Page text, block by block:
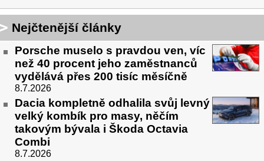
Nejčtenější články
Porsche muselo s pravdou ven, víc
než 40 procent jeho zaměstnanců
vydělává přes 200 tisíc měsíčně
8.7.2026
Dacia kompletně odhalila svůj levný
velký kombík pro masy, něčím
takovým bývala i Škoda Octavia
Combi
8.7.2026